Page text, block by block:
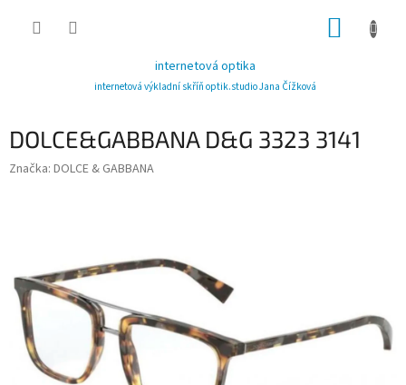
internetová optika
internetová výkladní skříň optik.studio Jana Čížková
DOLCE&GABBANA D&G 3323 3141
Značka: DOLCE & GABBANA